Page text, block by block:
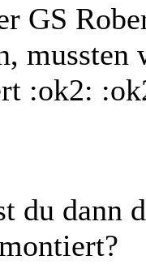
GS
:ok2:
du dann